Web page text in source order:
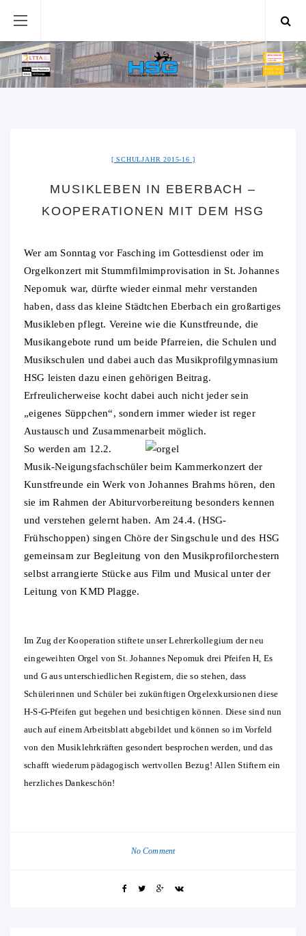
SCHULJAHR 2015-16
MUSIKLEBEN IN EBERBACH –
KOOPERATIONEN MIT DEM HSG
Wer am Sonntag vor Fasching im Gottesdienst oder im
Orgelkonzert mit Stummfilmimprovisation in St. Johannes
Nepomuk war, dürfte wieder einmal mehr verstanden
haben, dass das kleine Städtchen Eberbach ein großartiges
Musikleben pflegt. Vereine wie die Kunstfreunde, die
Musikangebote rund um beide Pfarreien, die Schulen und
Musikschulen und dabei auch das Musikprofilgymnasium
HSG leisten dazu einen gehörigen Beitrag.
Erfreulicherweise kocht dabei auch nicht jeder sein
„eigenes Süppchen“, sondern immer wieder ist reger
Austausch und Zusammenarbeit möglich.
So werden am 12.2.
Musik-Neigungsfachschüler beim Kammerkonzert der
Kunstfreunde ein Werk von Johannes Brahms hören, den
sie im Rahmen der Abiturvorbereitung besonders kennen
und verstehen gelernt haben. Am 24.4. (HSG-
Frühschoppen) singen Chöre der Singschule und des HSG
gemeinsam zur Begleitung von den Musikprofilorchestern
selbst arrangierte Stücke aus Film und Musical unter der
Leitung von KMD Plagge.
Im Zug der Kooperation stiftete unser Lehrerkollegium der neu
eingeweihten Orgel von St. Johannes Nepomuk drei Pfeifen H, Es
und G aus unterschiedlichen Registern, die so stehen, dass
Schülerinnen und Schüler bei zukünftigen Orgelexkursionen diese
H-S-G-Pfeifen gut begehen und besichtigen können. Diese sind nun
auch auf einem Arbeitsblatt abgebildet und können so im Vorfeld
von den Musiklehrkräften gesondert besprochen werden, und das
schafft wiederum pädagogisch wertvollen Bezug! Allen Stiftern ein
herzliches Dankeschön!
No Comment